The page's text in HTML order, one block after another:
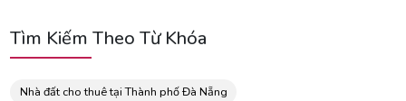
Tìm Kiếm Theo Từ Khóa
Nhà đất cho thuê tại Thành phố Đà Nẵng